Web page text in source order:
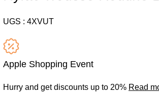
UGS : 4XVUT
Apple Shopping Event
Hurry and get discounts up to 20% Read